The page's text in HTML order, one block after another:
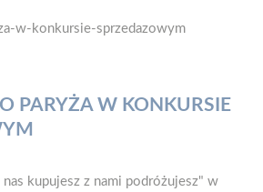
PARYŻA W KONKURSIE
nas kupujesz z nami podróżujesz" w